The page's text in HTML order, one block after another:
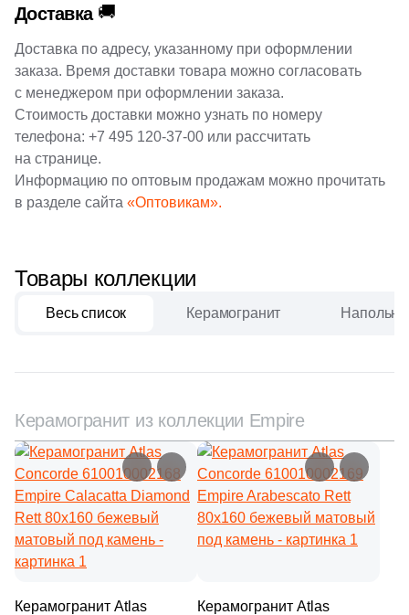
Доставка 🚚
Доставка по адресу, указанному при оформлении
заказа. Время доставки товара можно согласовать
с менеджером при оформлении заказа.
Стоимость доставки можно узнать по номеру
телефона: +7 495 120-37-00 или рассчитать
на странице.
Информацию по оптовым продажам можно прочитать
в разделе сайта «Оптовикам».
Товары коллекции
Весь список Керамогранит
Керамогранит из коллекции Empire
Керамогранит Atlas
Керамогранит Atlas